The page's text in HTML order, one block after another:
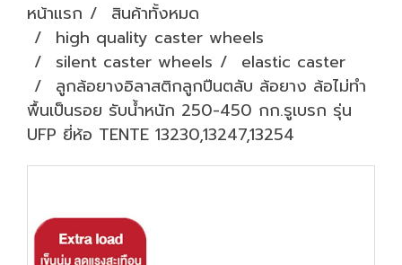
หน้าแรก
สินค้าทั้งหมด
high quality caster wheels
silent caster wheels
elastic caster
ลูกล้อยางอิลาสติกลูกปืนตลับ ล้อยาง ล้อไม่ทำ
พื้นเป็นรอย รับน้ำหนัก 250-450 กก.รูเบรก รุ่น
UFP ยี่ห้อ TENTE 13230,13247,13254